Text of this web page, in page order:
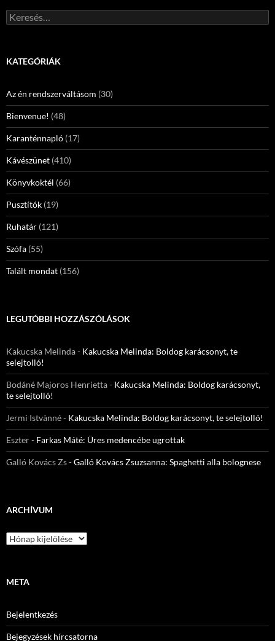
Keresés:
KATEGÓRIÁK
Az én rendszerváltásom (30)
Bienvenue! (48)
Karanténnapló (17)
Kávészünet (410)
Könyvkoktél (66)
Pusztítók (19)
Ruhatár (121)
Szófa (55)
Talált mondat (156)
LEGUTÓBBI HOZZÁSZÓLÁSOK
Kakucska Melinda- Kakucska Melinda: Boldog karácsonyt, te
selejtolló!
Bodáné Majoros Henrietta- Kakucska Melinda: Boldog karácsonyt,
te selejtolló!
Jermi Istvànné- Kakucska Melinda: Boldog karácsonyt, te selejtolló!
Eszter- Farkas Máté: Üres medencébe ugrottak
Galló Kovács Zs-Galló Kovács Zsuzsanna: Spaghetti alla bolognese
ARCHÍVUM
Archívum
META
Bejelentkezés
Bejegyzések hírcsatorna